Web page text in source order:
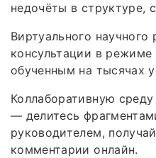
недочёты в структуре,
Виртуального
консультации в
обученным на тысячах
Коллаборативную
— делитесь
руководителем,
комментарии онлайн.